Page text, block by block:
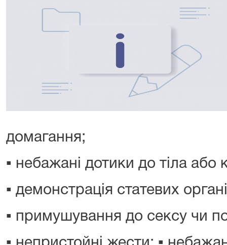
домагання;
▪ небажані дотики до тіла або
▪ демонстрація статевих
▪ примушування до сексу чи